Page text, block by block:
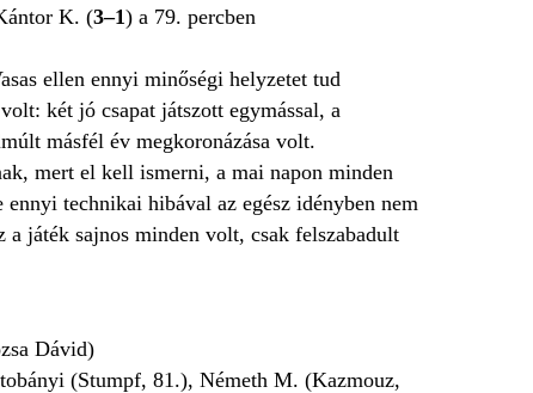
K. (3–1) a 79. percben
ellen ennyi minőségi helyzetet tud
két jó csapat játszott egymással, a
másfél év megkoronázása volt.
mert el kell ismerni, a mai napon minden
technikai hibával az egész idényben nem
játék sajnos minden volt, csak felszabadult
Dávid)
(Stumpf, 81.), Németh M. (Kazmouz,